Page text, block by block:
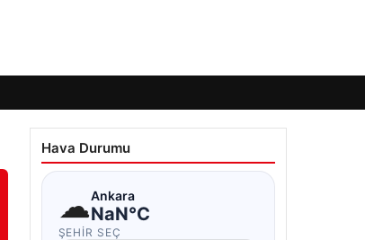
Hava Durumu
☁Ankara
NaN°C
ŞEHIR SEÇ